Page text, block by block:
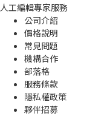
人工編輯專家服務
公司介紹
價格說明
常見問題
機構合作
部落格
服務條款
隱私權政策
夥伴招募